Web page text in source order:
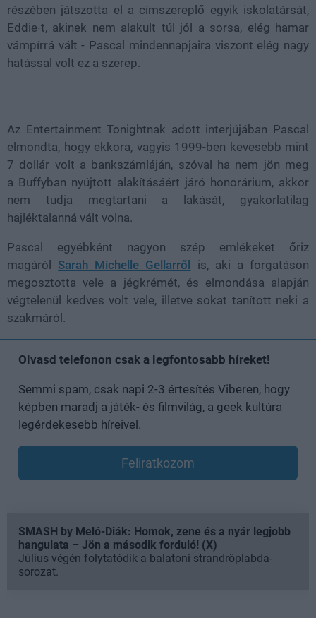
részében játszotta el a címszereplő egyik iskolatársát,
Eddie-t, akinek nem alakult túl jól a sorsa, elég hamar
vámpírrá vált - Pascal mindennapjaira viszont elég nagy
hatással volt ez a szerep.
Az Entertainment Tonightnak adott interjújában Pascal
elmondta, hogy ekkora, vagyis 1999-ben kevesebb mint
7 dollár volt a bankszámláján, szóval ha nem jön meg
a Buffyban nyújtott alakításáért járó honorárium, akkor
nem tudja megtartani a lakását, gyakorlatilag
hajléktalanná vált volna.
Pascal egyébként nagyon szép emlékeket őriz
magáról Sarah Michelle Gellarről is, aki a forgatáson
megosztotta vele a jégkrémét, és elmondása alapján
végtelenül kedves volt vele, illetve sokat tanított neki a
szakmáról.
Olvasd telefonon csak a legfontosabb híreket!
Semmi spam, csak napi 2-3 értesítés Viberen, hogy
képben maradj a játék- és filmvilág, a geek kultúra
legérdekesebb híreivel.
Feliratkozom
SMASH by Meló-Diák: Homok, zene és a nyár legjobb
hangulata – Jön a második forduló! (X)
Július végén folytatódik a balatoni strandröplabda-
sorozat.